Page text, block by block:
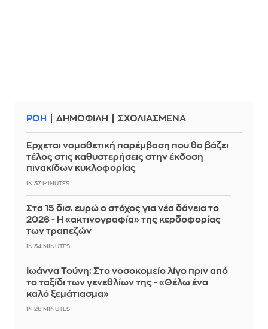
ΡΟΗ ΔΗΜΟΦΙΛΗ ΣΧΟΛΙΑΣΜΕΝΑ
Έρχεται νομοθετική παρέμβαση που θα βάζει
τέλος στις καθυστερήσεις στην έκδοση
πινακίδων κυκλοφορίας
IN 37 MINUTES
Στα 15 δισ. ευρώ ο στόχος για νέα δάνεια το
2026 - Η «ακτινογραφία» της κερδοφορίας
των τραπεζών
IN 34 MINUTES
Ιωάννα Τούνη: Στο νοσοκομείο λίγο πριν από
το ταξίδι των γενεθλίων της - «Θέλω ένα
καλό ξεμάτιασμα»
IN 28 MINUTES